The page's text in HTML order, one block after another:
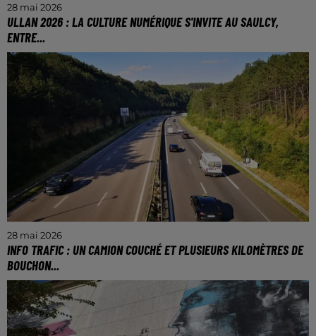
28 mai 2026
ULLAN 2026 : LA CULTURE NUMÉRIQUE S'INVITE AU SAULCY,
ENTRE...
Le 30 mai toute la journée, la e.MDE (Maison De
l'Étudiant du numérique) organise la deuxième
édition de la Ullan sur l'île du Saulcy. Au programme,
28 mai 2026
INFO TRAFIC : UN CAMION COUCHÉ ET PLUSIEURS KILOMÈTRES DE
BOUCHON...
Le secteur est à éviter